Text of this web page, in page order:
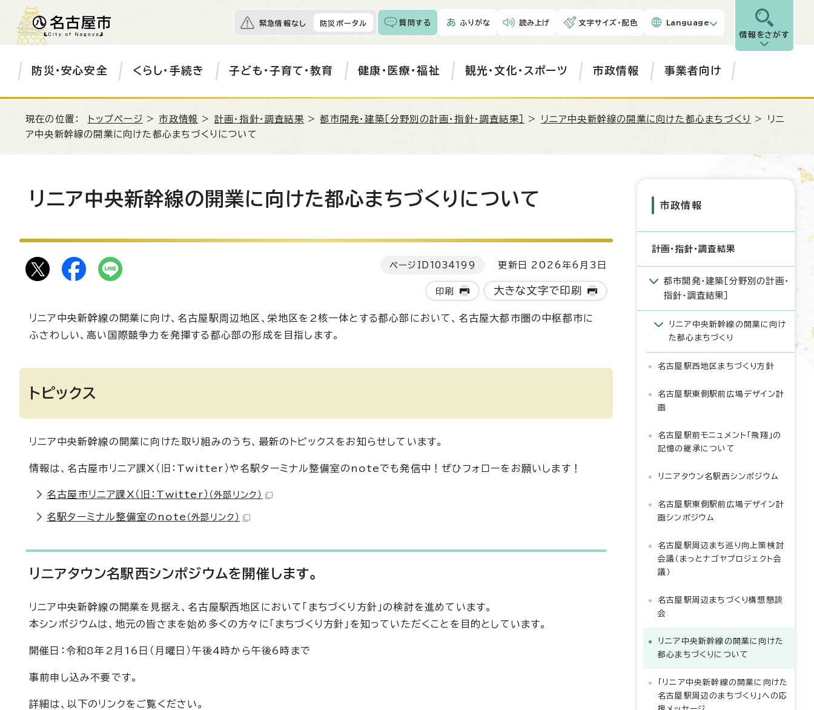
緊急情報なし 防災ポータル 質問する ふりがな 読み上げ 文字サイズ・配色 Language
情報をさがす
防災・安心安全 くらし・手続き 子ども・子育て・教育 健康・医療・福祉 観光・文化・スポーツ 市政情報 事業者向け
現在の位置： トップページ >市政情報 > 計画・指針・調査結果 >都市開発・建築［分野別の計画・指針・調査結果］ > リニア中央新幹線の開業に向けた都心まちづくり
> リニ
ア中央新幹線の開業に向けた都心まちづくりについて
リニア中央新幹線の開業に向けた都心まちづくりについて
ページID 1034199 更新日 2026年6月3日
印刷 大きな文字で印刷
リニア中央新幹線の開業に向け、名古屋駅周辺地区、栄地区を2核一体とする都心部において、名古屋大都市圏の中枢都市に
ふさわしい、高い国際競争力を発揮する都心部の形成を目指します。
トピックス
リニア中央新幹線の開業に向けた取り組みのうち、最新のトピックスをお知らせしています。
情報は、名古屋市リニア課X（旧：Twitter）や名駅ターミナル整備室のnoteでも発信中！ぜひフォローをお願いします！
名古屋市リニア課X（旧：Twitter） （外部リンク）
名駅ターミナル整備室のnote （外部リンク）
リニアタウン名駅西シンポジウムを開催します。
リニア中央新幹線の開業を見据え、名古屋駅西地区において「まちづくり方針」の検討を進めています。
本シンポジウムは、地元の皆さまを始め多くの方々に「まちづくり方針」を知っていただくことを目的としています。
開催日：令和8年2月16日（月曜日）午後4時から午後6時まで
事前申し込み不要です。
詳細は、以下のリンクをご覧ください。
市政情報
計画・指針・調査結果
都市開発・建築［分野別の計画・
指針・調査結果］
リニア中央新幹線の開業に向け
た都心まちづくり
名古屋駅西地区まちづくり方針
名古屋駅東側駅前広場デザイン計
画
名古屋駅前モニュメント「飛翔」の
記憶の継承について
リニアタウン名駅西シンポジウム
名古屋駅東側駅前広場デザイン計
画シンポジウム
名古屋駅周辺まち巡り向上策検討
会議（まっとナゴヤプロジェクト会
議）
名古屋駅周辺まちづくり構想懇談
会
リニア中央新幹線の開業に向けた
都心まちづくりについて
「リニア中央新幹線の開業に向けた
名古屋駅周辺のまちづくり」への応